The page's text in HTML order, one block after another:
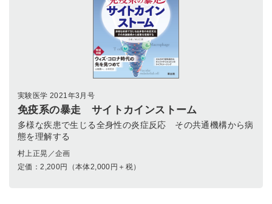
実験医学 2021年3月号
免疫系の暴走 サイトカインストーム
多様な疾患で生じる全身性の炎症反応 その共通機構から病
態を理解する
村上正晃／企画
定価：2,200円（本体2,000円＋税）